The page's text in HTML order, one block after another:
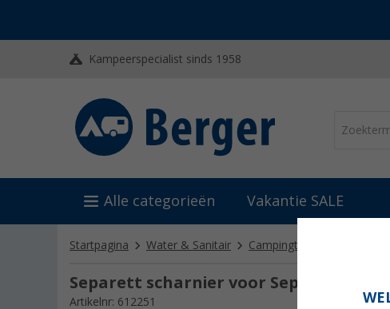
Kampeerspecialist sinds 1958
Alle categorieën Vakantie SALE
Startpagina Water & Sanitair Campingtoiletten
Separett scharnier voor Separett Villa
Artikelnr: 612251